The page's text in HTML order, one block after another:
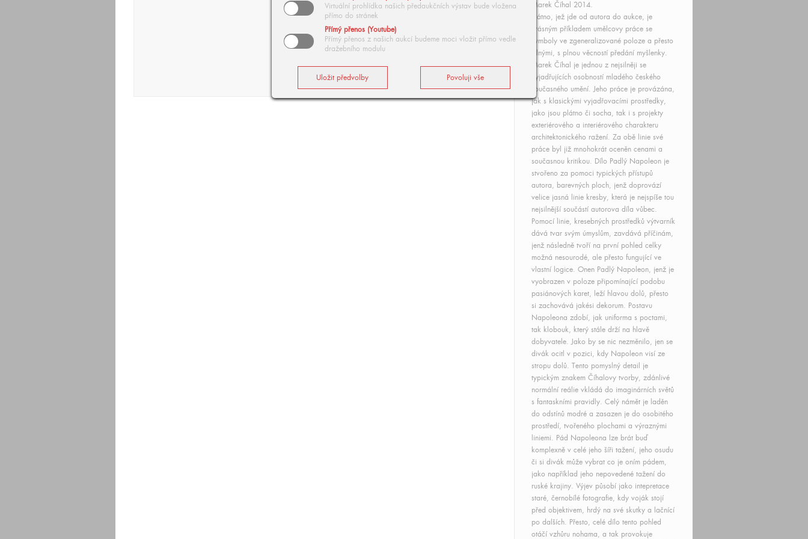
Virtuální prohlídka našich předaukčních výstav bude vložena
přímo do stránek
Přímý přenos (Youtube)
Přímý přenos z našich aukcí budeme moci vložit přímo vedle
dražebního modulu
Marek Číhal 2014.
Plátno, jež jde od autora do aukce, je
krásným příkladem umělcovy práce se
symboly ve zgeneralizované poloze a přesto
silnými, s plnou věcností předání myšlenky.
Marek Číhal je jednou z nejsilněji se
vyjadřujících osobností mladého českého
současného umění. Jeho práce je provázána,
jak s klasickými vyjadřovacími prostředky,
jako jsou plátno či socha, tak i s projekty
exteriérového a interiérového charakteru
architektonického ražení. Za obě linie své
práce byl již mnohokrát oceněn cenami a
současnou kritikou. Dílo Padlý Napoleon je
stvořeno za pomoci typických přístupů
autora, barevných ploch, jenž doprovází
velice jasná linie kresby, která je nejspíše tou
nejsilnější součástí autorova díla vůbec.
Pomocí linie, kresebných prostředků výtvarník
dává tvar svým úmyslům, zavdává příčinám,
jenž následně tvoří na první pohled celky
možná nesourodé, ale přesto fungující ve
vlastní logice. Onen Padlý Napoleon, jenž je
vyobrazen v poloze připomínající podobu
pasiánových karet, leží hlavou dolů, přesto
si zachovává jakési dekorum. Postavu
Napoleona zdobí, jak uniforma s poctami,
tak klobouk, který stále drží na hlavě
dobyvatele. Jako by se nic nezměnilo, jen se
divák ocitl v pozici, kdy Napoleon visí ze
stropu dolů. Tento pomyslný detail je
typickým znakem Číhalovy tvorby, zdánlivé
normální reálie vkládá do imaginárních světů
s fantaskními pravidly. Celý námět je laděn
do odstínů modré a zasazen je do osobitého
prostředí, tvořeného plochami a výraznými
liniemi. Pád Napoleona lze brát buď
komplexně v celé jeho šíři tažení, jeho osudu
či si divák může vybrat co je oním pádem,
jako například jeho nepovedené tažení do
ruské krajiny. Výjev působí jako intepretace
staré, černobílé fotografie, kdy voják stojí
před objektivem, hrdý na své skutky a lačnící
po dalších. Přesto, celé dílo tento pohled
otáčí vzhůru nohama, a tak provokuje